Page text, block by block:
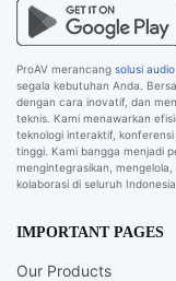
ProAV merancang solusi
segala kebutuhan Anda.
dengan cara inovatif, dan
teknis. Kami menawarkan
teknologi interaktif,
tinggi. Kami bangga menjadi
mengintegrasikan,
kolaborasi di seluruh Indonesia.
IMPORTANT PAGES
Our Products